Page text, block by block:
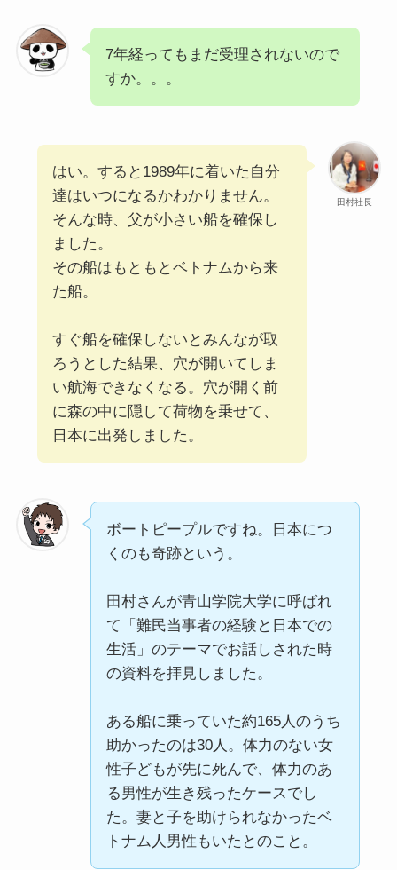
7年経ってもまだ受理されないので
すか。。。
田村社長
はい。すると1989年に着いた自分
達はいつになるかわかりません。
そんな時、父が小さい船を確保し
ました。
その船はもともとベトナムから来
た船。
すぐ船を確保しないとみんなが取
ろうとした結果、穴が開いてしま
い航海できなくなる。穴が開く前
に森の中に隠して荷物を乗せて、
日本に出発しました。
ボートピープルですね。日本につ
くのも奇跡という。
田村さんが青山学院大学に呼ばれ
て「難民当事者の経験と日本での
生活」のテーマでお話しされた時
の資料を拝見しました。
ある船に乗っていた約165人のうち
助かったのは30人。体力のない女
性子どもが先に死んで、体力のあ
る男性が生き残ったケースでし
た。妻と子を助けられなかったベ
トナム人男性もいたとのこと。